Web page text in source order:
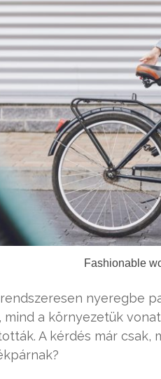
Fashionable
nyeregbe
mind a környezetük
A kérdés már